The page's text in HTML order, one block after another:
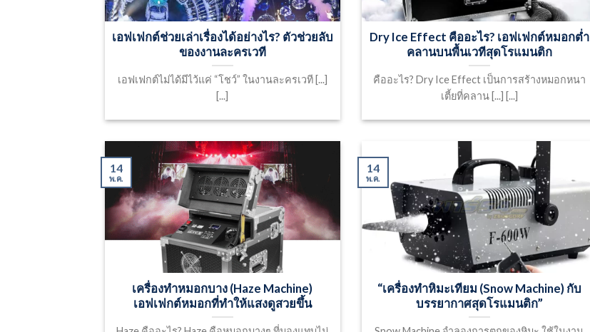
เอฟเฟกต์ช่วยเล่าเรื่องได้อย่างไร? ตัวช่วยลับ
ของงานละครเวที
เอฟเฟกต์ไม่ได้มีไว้แค่ “โชว์” ในงานละครเวที [...]
[...]
Dry Ice Effect คืออะไร? เอฟเฟกต์หมอกต่ำ
คลานบนพื้นเวทีสุดโรแมนติก
คืออะไร? Dry Ice Effect เป็นการสร้างหมอกหนา
เตี้ยที่คลาน [...] [...]
เครื่องทำหมอกบาง (Haze Machine)
เอฟเฟกต์หมอกที่ทำให้แสงดูสวยขึ้น
14
พ.ค.
“เครื่องทำหิมะเทียม (Snow Machine) กับ
บรรยากาศสุดโรแมนติก”
14
พ.ค.